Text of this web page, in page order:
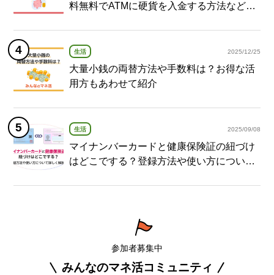
料無料でATMに硬貨を入金する方法など紹
生活 2025/12/25
大量小銭の両替方法や手数料は？お得な活
用方もあわせて紹介
生活 2025/09/08
マイナンバーカードと健康保険証の紐づけ
はどこでする？登録方法や使い方について
参加者募集中
みんなのマネ活コミュニティ